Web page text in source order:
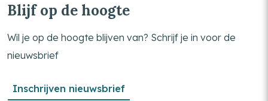
Blijf op de hoogte
Wil je op de hoogte blijven van? Schrijf je in voor de
nieuwsbrief
Inschrijven nieuwsbrief